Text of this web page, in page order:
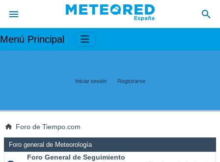
Menú Principal
Iniciar sesión Registrarse
Foro de Tiempo.com
Foro general de Meteorología
Foro General de Seguimiento